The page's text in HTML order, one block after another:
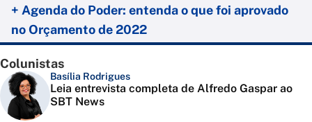
+ Agenda do Poder: entenda o que foi aprovado
no Orçamento de 2022
Colunistas
Basília Rodrigues
Leia entrevista completa de Alfredo Gaspar ao
SBT News